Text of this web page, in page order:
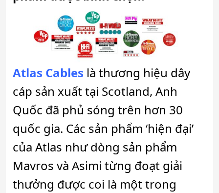
Atlas Cables là thương hiệu dây
cáp sản xuất tại Scotland, Anh
Quốc đã phủ sóng trên hơn 30
quốc gia. Các sản phẩm ‘hiện đại’
của Atlas như dòng sản phẩm
Mavros và Asimi từng đoạt giải
thưởng được coi là một trong